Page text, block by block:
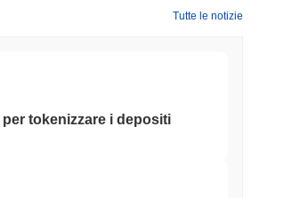
Tutte le notizie
tokenizzare i depositi